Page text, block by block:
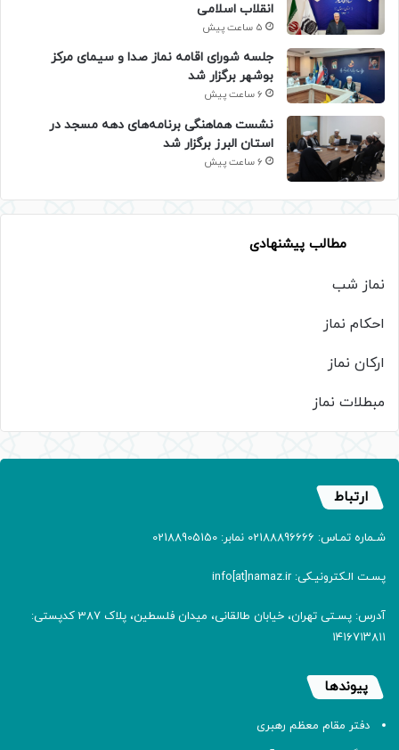
انقلاب اسلامی
5 ساعت پیش
جلسه شورای اقامه نماز صدا و سیمای مرکز
بوشهر برگزار شد
6 ساعت پیش
نشست هماهنگی برنامه‌های دهه مسجد در
استان البرز برگزار شد
6 ساعت پیش
مطالب پیشنهادی
نماز شب
احکام نماز
ارکان نماز
مبطلات نماز
ارتباط
شـماره تمـاس: 02188896666 نمابر: 02188905150
پسـت الـکترونیـکی: info[at]namaz.ir
آدرس: پسـتی تهران، خیابان طالقانی، میدان فلسطین، پلاک 387 کدپستی:
۱۴۱۶۷۱۳۸۱۱
پیوندها
دفتر مقام معظم رهبری